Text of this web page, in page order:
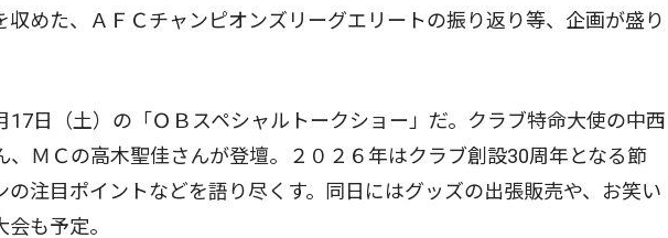
収めた、ＡＦＣチャンピオンズリーグエリートの振り返り等、企画が盛り
日（土）の「ＯＢスペシャルトークショー」だ。クラブ特命大使の中西
、ＭＣの高木聖佳さんが登壇。２０２６年はクラブ創設30周年となる節
の注目ポイントなどを語り尽くす。同日にはグッズの出張販売や、お笑い
も予定。